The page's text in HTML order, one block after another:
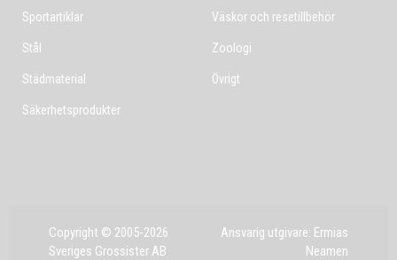
Sportartiklar
Stål
Städmaterial
Säkerhetsprodukter
Väskor och resetillbehör
Zoologi
Övrigt
Copyright © 2005-2026
Sveriges Grossister AB
Ansvarig utgivare: Ermias
Neamen